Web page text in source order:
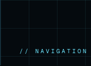
// NAVIGATION